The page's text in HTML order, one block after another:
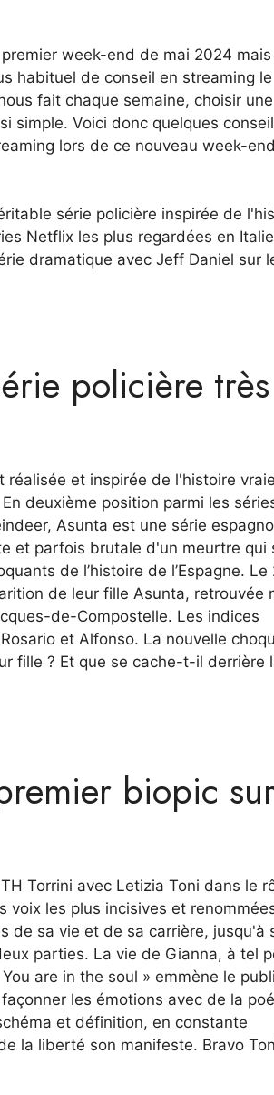
week-end de mai 2024 mais
habituel de conseil en streaming le
fait chaque semaine, choisir une
simple. Voici donc quelques
lors de ce nouveau week-
série policière inspirée de
Netflix les plus regardées en
dramatique avec Jeff Daniel sur
policière très
et inspirée de l'histoire
deuxième position parmi les
Asunta est une série
et parfois brutale d'un meurtre qui
de l’histoire de l’Espagne. Le
de leur fille Asunta, retrouvée
de-Compostelle. Les indices
et Alfonso. La nouvelle
fille ? Et que se cache-t-il derrière
biopic
Torrini avec Letizia Toni dans le
les plus incisives et
de sa vie et de sa carrière, jusqu'à
parties. La vie de Gianna, à tel
are in the soul » emmène le
les émotions avec de la
et définition, en constante
la liberté son manifeste. Bravo